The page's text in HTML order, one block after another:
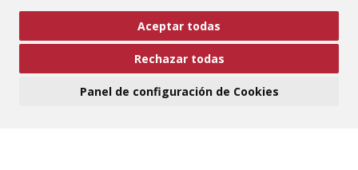
mejorar el funcionamiento de la web y sus servicios.
Si acepta pulsando el botón“Aceptar todas”
consideramos que acepta su uso. Si pulsa el botón
ninguna acción, se guardarán las cookies técnicas
Aceptar todas
Rechazar todas
Panel de configuración de Cookies